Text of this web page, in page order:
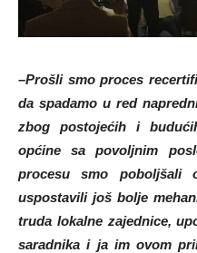
–Prošli smo proces
da spadamo u red
zbog postojećih i
općine sa povoljnim
procesu smo
uspostavili još bolje
truda lokalne zajednice,
saradnika i ja im ovom